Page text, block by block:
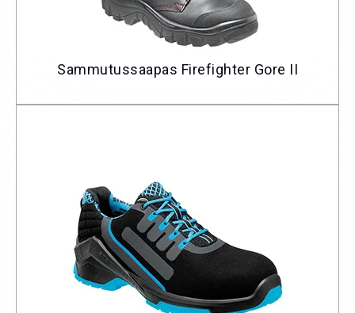
Sammutussaapas Firefighter Gore II